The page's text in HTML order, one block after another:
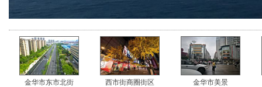
金华市东市北街 西市街商圈街区 金华市美景